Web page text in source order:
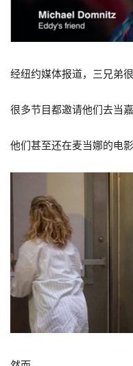
经纽约媒体报道，三兄弟
很多节目都邀请他们去当嘉
他们甚至还在麦当娜的电